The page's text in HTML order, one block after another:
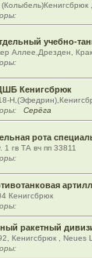
учебно-
Аллее,Дрезден,
Кенигсбрюк
Серёга
рота
1 гв ТА вч пп 33811
Кенигсбрюк
ракетный
Кенигсбрюк , Neues